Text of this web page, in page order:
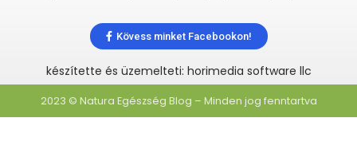
Kövess minket Facebookon!
készítette és üzemelteti: horimedia software llc
2023 © Natura Egészség Blog – Minden jog fenntartva